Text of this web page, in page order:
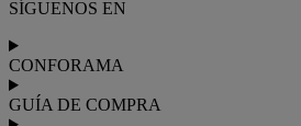
SÍGUENOS EN
CONFORAMA
GUÍA DE COMPRA